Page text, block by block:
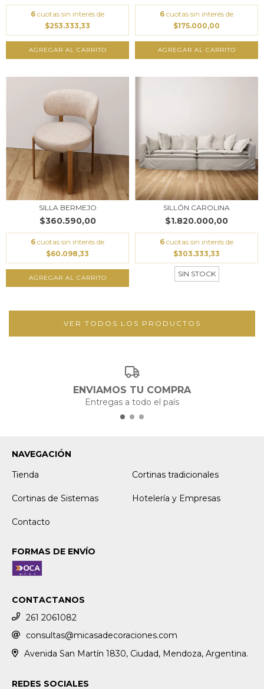
6 cuotas sin interés de
$253.333,33
AGREGAR AL CARRITO
6 cuotas sin interés de
$175.000,00
AGREGAR AL CARRITO
SILLA BERMEJO
$360.590,00
6 cuotas sin interés de
$60.098,33
SILLÓN CAROLINA
$1.820.000,00
6 cuotas sin interés de
$303.333,33
SIN STOCK
VER TODOS LOS PRODUCTOS
ENVIAMOS TU COMPRA
Entregas a todo el país
NAVEGACIÓN
Tienda
Cortinas tradicionales
Cortinas de Sistemas Hotelería y Empresas
Contacto
FORMAS DE ENVÍO
CONTACTANOS
261 2061082
consultas@micasadecoraciones.com
Avenida San Martín 1830, Ciudad, Mendoza, Argentina.
REDES SOCIALES